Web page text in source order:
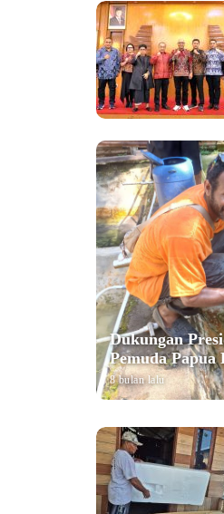
Dukungan
Pemuda
8 bulan lalu